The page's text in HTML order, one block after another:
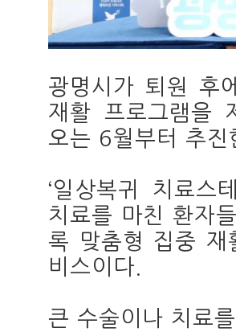
광명시가 퇴원 후
재활 프로그램을
오는 6월부터 추
‘일상복귀 치료스
치료를 마친 환자
록 맞춤형 집중 재
비스이다.
큰 수술이나 치료